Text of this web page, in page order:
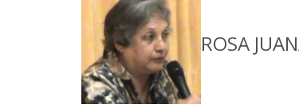
ROSA